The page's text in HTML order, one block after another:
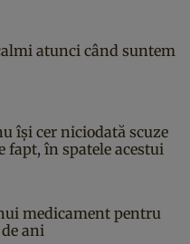
atunci când suntem
își cer niciodată scuze
fapt, în spatele acestui
medicament pentru
ani